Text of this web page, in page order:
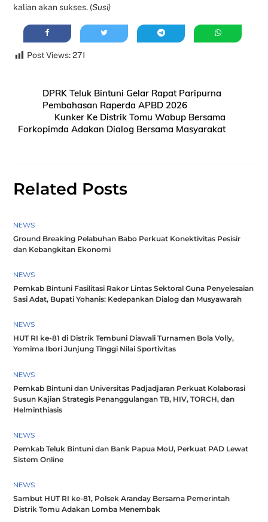
kalian akan sukses. (Susi)
Post Views: 271
DPRK Teluk Bintuni Gelar Rapat Paripurna
Pembahasan Raperda APBD 2026
Kunker Ke Distrik Tomu Wabup Bersama
Forkopimda Adakan Dialog Bersama Masyarakat
Related Posts
NEWS
Ground Breaking Pelabuhan Babo Perkuat Konektivitas Pesisir
dan Kebangkitan Ekonomi
NEWS
Pemkab Bintuni Fasilitasi Rakor Lintas Sektoral Guna Penyelesaian
Sasi Adat, Bupati Yohanis: Kedepankan Dialog dan Musyawarah
NEWS
HUT RI ke-81 di Distrik Tembuni Diawali Turnamen Bola Volly,
Yomima Ibori Junjung Tinggi Nilai Sportivitas
NEWS
Pemkab Bintuni dan Universitas Padjadjaran Perkuat Kolaborasi
Susun Kajian Strategis Penanggulangan TB, HIV, TORCH, dan
Helminthiasis
NEWS
Pemkab Teluk Bintuni dan Bank Papua MoU, Perkuat PAD Lewat
Sistem Online
NEWS
Sambut HUT RI ke-81, Polsek Aranday Bersama Pemerintah
Distrik Tomu Adakan Lomba Menembak